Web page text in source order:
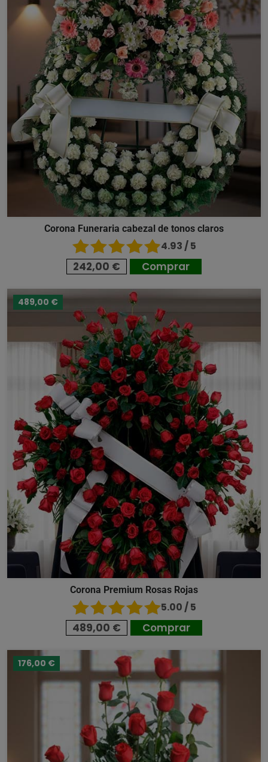
Corona Funeraria cabezal de tonos claros
4.93 / 5
242,00 € Comprar
489,00 €
Corona Premium Rosas Rojas
5.00 / 5
489,00 € Comprar
176,00 €